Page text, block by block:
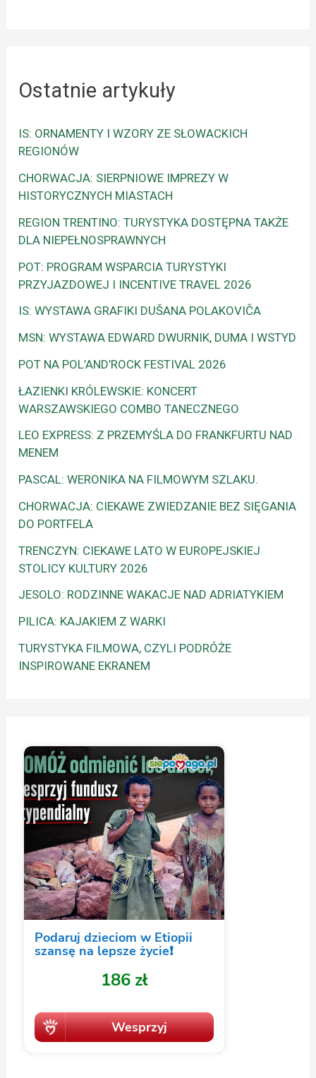
Ostatnie artykuły
IS: ORNAMENTY I WZORY ZE SŁOWACKICH
REGIONÓW
CHORWACJA: SIERPNIOWE IMPREZY W
HISTORYCZNYCH MIASTACH
REGION TRENTINO: TURYSTYKA DOSTĘPNA TAKŻE
DLA NIEPEŁNOSPRAWNYCH
POT: PROGRAM WSPARCIA TURYSTYKI
PRZYJAZDOWEJ I INCENTIVE TRAVEL 2026
IS: WYSTAWA GRAFIKI DUŠANA POLAKOVIČA
MSN: WYSTAWA EDWARD DWURNIK, DUMA I WSTYD
POT NA POL’AND’ROCK FESTIVAL 2026
ŁAZIENKI KRÓLEWSKIE: KONCERT
WARSZAWSKIEGO COMBO TANECZNEGO
LEO EXPRESS: Z PRZEMYŚLA DO FRANKFURTU NAD
MENEM
PASCAL: WERONIKA NA FILMOWYM SZLAKU.
CHORWACJA: CIEKAWE ZWIEDZANIE BEZ SIĘGANIA
DO PORTFELA
TRENCZYN: CIEKAWE LATO W EUROPEJSKIEJ
STOLICY KULTURY 2026
JESOLO: RODZINNE WAKACJE NAD ADRIATYKIEM
PILICA: KAJAKIEM Z WARKI
TURYSTYKA FILMOWA, CZYLI PODRÓŻE
INSPIROWANE EKRANEM